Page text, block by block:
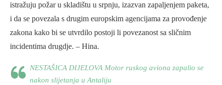
istražuju požar u skladištu u srpnju, izazvan zapaljenjem paketa,
i da se povezala s drugim europskim agencijama za provođenje
zakona kako bi se utvrdilo postoji li povezanost sa sličnim
incidentima drugdje. – Hina.
NESTAŠICA DIJELOVA Motor ruskog aviona zapalio se
nakon slijetanja u Antaliju